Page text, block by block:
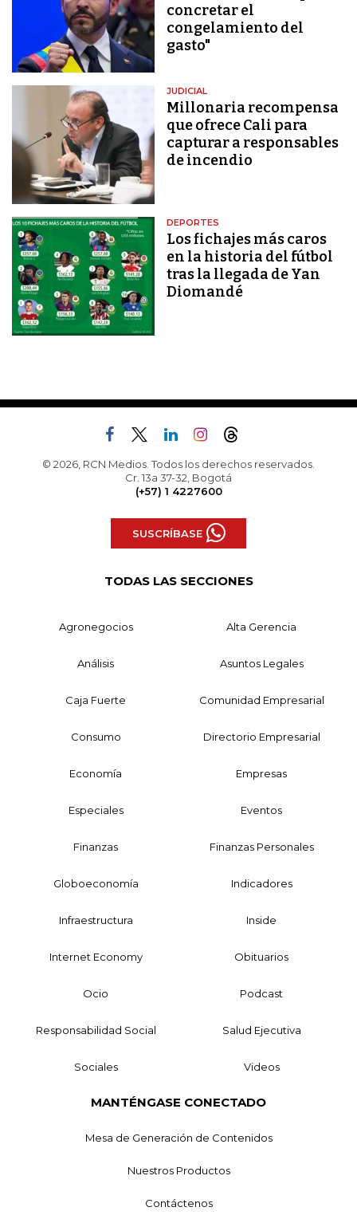
concretar el
congelamiento del
gasto"
JUDICIAL
Millonaria recompensa
que ofrece Cali para
capturar a responsables
de incendio
DEPORTES
Los fichajes más caros
en la historia del fútbol
tras la llegada de Yan
Diomandé
© 2026, RCN Medios. Todos los derechos reservados.
Cr. 13a 37-32, Bogotá
(+57) 1 4227600
SUSCRÍBASE
TODAS LAS SECCIONES
Agronegocios Alta Gerencia
Análisis Asuntos Legales
Caja Fuerte Comunidad Empresarial
Consumo Directorio Empresarial
Economía Empresas
Especiales Eventos
Finanzas Finanzas Personales
Globoeconomía Indicadores
Infraestructura Inside
Internet Economy Obituarios
Ocio Podcast
Responsabilidad Social Salud Ejecutiva
Sociales Videos
MANTÉNGASE CONECTADO
Mesa de Generación de Contenidos
Nuestros Productos
Contáctenos